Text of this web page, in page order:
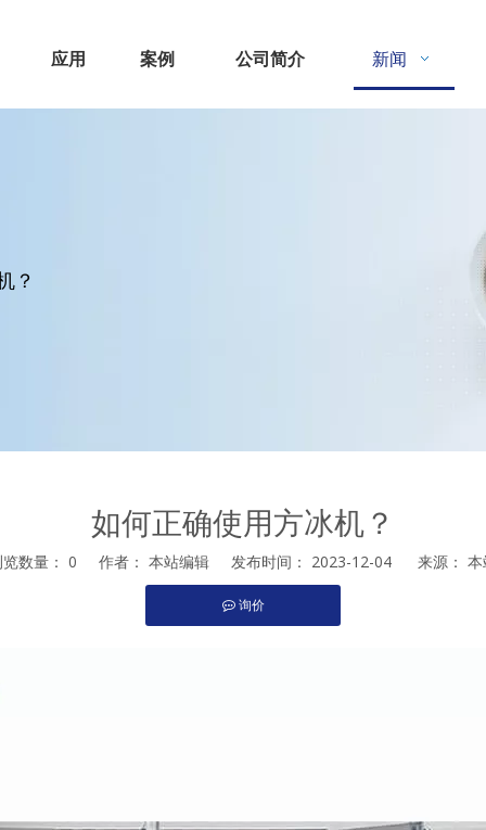
应用 案例 公司简介 新闻
？
如何正确使用方冰机？
数量： 0 作者： 本站编辑 发布时间： 2023-12-04 来源：
询价